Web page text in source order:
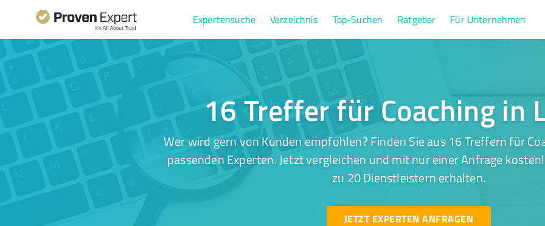
Expertensuche Verzeichnis Top-Suchen Ratgeber Für Unternehmen
16 Treffer für Coaching in
Wer wird gern von Kunden empfohlen? Finden Sie aus 16 Treffern für
passenden Experten. Jetzt vergleichen und mit nur einer Anfrage
zu 20 Dienstleistern erhalten.
JETZT EXPERTEN ANFRAGEN